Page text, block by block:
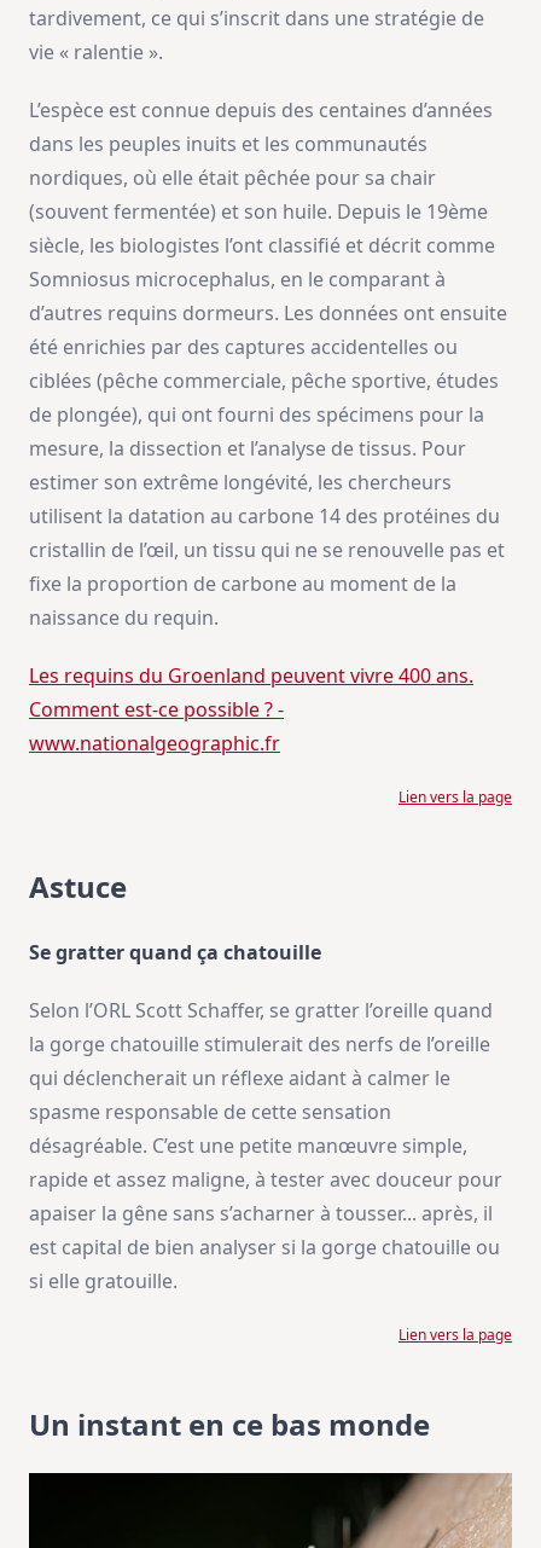
tardivement, ce qui s’inscrit dans une stratégie de
vie « ralentie ».
L’espèce est connue depuis des centaines d’années
dans les peuples inuits et les communautés
nordiques, où elle était pêchée pour sa chair
(souvent fermentée) et son huile. Depuis le 19ème
siècle, les biologistes l’ont classifié et décrit comme
Somniosus microcephalus, en le comparant à
d’autres requins dormeurs. Les données ont ensuite
été enrichies par des captures accidentelles ou
ciblées (pêche commerciale, pêche sportive, études
de plongée), qui ont fourni des spécimens pour la
mesure, la dissection et l’analyse de tissus. Pour
estimer son extrême longévité, les chercheurs
utilisent la datation au carbone 14 des protéines du
cristallin de l’œil, un tissu qui ne se renouvelle pas et
fixe la proportion de carbone au moment de la
naissance du requin.
Les requins du Groenland peuvent vivre 400 ans.
Comment est-ce possible ? -
www.nationalgeographic.fr
Lien vers la page
Astuce
Se gratter quand ça chatouille
Selon l’ORL Scott Schaffer, se gratter l’oreille quand
la gorge chatouille stimulerait des nerfs de l’oreille
qui déclencherait un réflexe aidant à calmer le
spasme responsable de cette sensation
désagréable. C’est une petite manœuvre simple,
rapide et assez maligne, à tester avec douceur pour
apaiser la gêne sans s’acharner à tousser... après, il
est capital de bien analyser si la gorge chatouille ou
si elle gratouille.
Lien vers la page
Un instant en ce bas monde